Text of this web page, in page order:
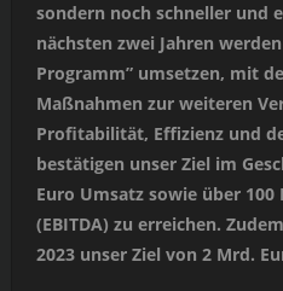
sondern noch schneller und
nächsten zwei Jahren
Programm” umsetzen, mit
Maßnahmen zur weiteren
Profitabilität, Effizienz und
bestätigen unser Ziel im
Euro Umsatz sowie über
(EBITDA) zu erreichen.
2023 unser Ziel von 2 Mrd.